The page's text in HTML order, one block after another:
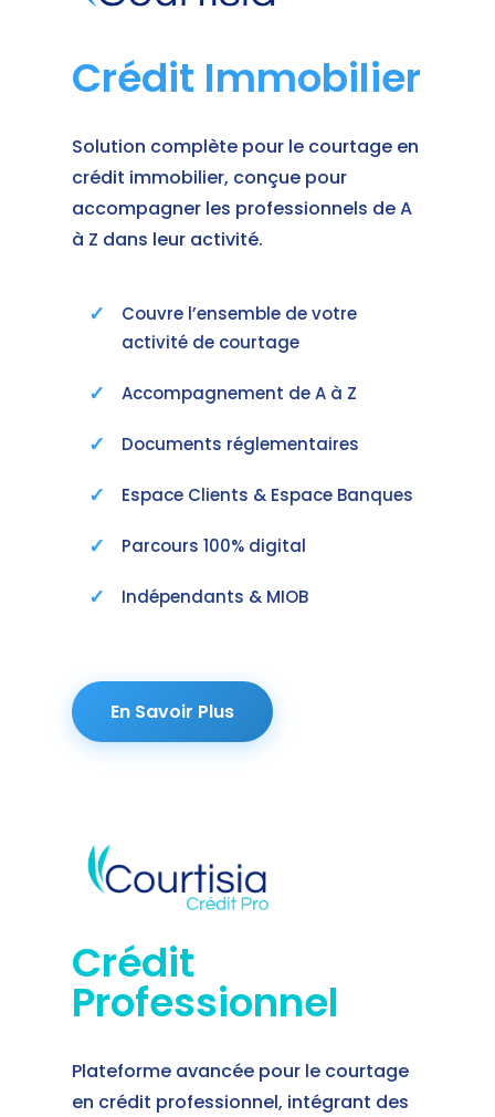
Crédit Immobilier
Solution complète pour le courtage en
crédit immobilier, conçue pour
accompagner les professionnels de A
à Z dans leur activité.
Couvre l’ensemble de votre
activité de courtage
Accompagnement de A à Z
Documents réglementaires
Espace Clients & Espace Banques
Parcours 100% digital
Indépendants & MIOB
En Savoir Plus
Crédit
Professionnel
Plateforme avancée pour le courtage
en crédit professionnel, intégrant des